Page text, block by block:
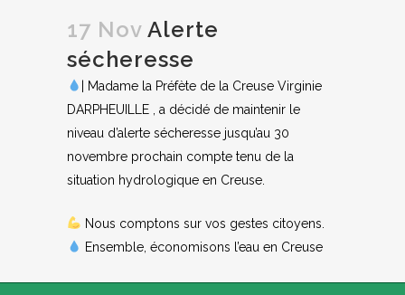
17 Nov Alerte
sécheresse
| Madame la Préfète de la Creuse Virginie
DARPHEUILLE , a décidé de maintenir le
niveau d’alerte sécheresse jusqu’au 30
novembre prochain compte tenu de la
situation hydrologique en Creuse.
Nous comptons sur vos gestes citoyens.
Ensemble, économisons l’eau en Creuse